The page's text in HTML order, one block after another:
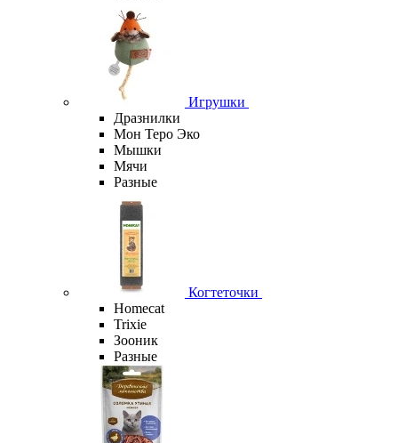
Игрушки
Дразнилки
Мон Теро Эко
Мышки
Мячи
Разные
Когтеточки
Homecat
Trixie
Зооник
Разные